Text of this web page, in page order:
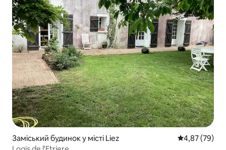
Заміський будинок у місті Liez Середня
4,87 (79)